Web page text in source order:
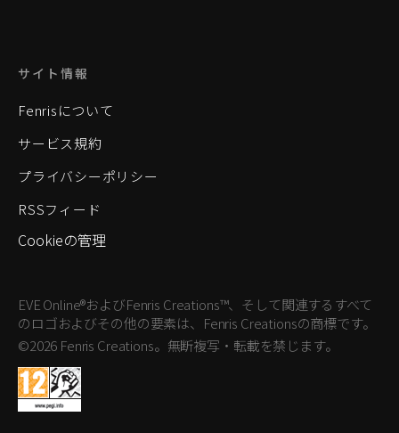
サイト情報
Fenrisについて
サービス規約
プライバシーポリシー
RSSフィード
Cookieの管理
EVE Online®およびFenris Creations™、そして関連するすべて
のロゴおよびその他の要素は、Fenris Creationsの商標です。
©2026 Fenris Creations。無断複写・転載を禁じます。